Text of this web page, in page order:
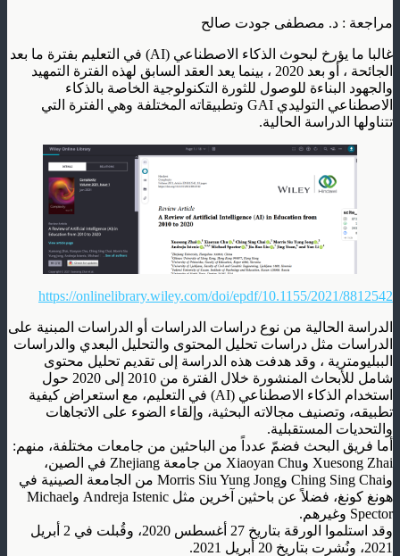
مراجعة : د. مصطفى جودت صالح
غالبا ما يؤرخ لبحوث الذكاء الاصطناعي (AI) في التعليم بفترة ما بعد
الجائحة ، أو بعد 2020 ، بينما يعد العقد السابق لهذه الفترة التمهيد
والجهود البناءة للوصول للثورة التكنولوجية الخاصة بالذكاء
الاصطناعي التوليدي GAI وتطبيقاته المختلفة وهي الفترة التي
تتناولها الدراسة الحالية.
https://onlinelibrary.wiley.com/doi/epdf/10.1155/2021/8812542
الدراسة الحالية من نوع دراسات الدراسات أو الدراسات المبنية على
الدراسات مثل دراسات تحليل المحتوى والتحليل البعدي والدراسات
الببليومترية ، وقد هدفت هذه الدراسة إلى تقديم تحليل محتوى
شامل للأبحاث المنشورة خلال الفترة من 2010 إلى 2020 حول
استخدام الذكاء الاصطناعي (AI) في التعليم، مع استعراض كيفية
تطبيقه، وتصنيف مجالاته البحثية، وإلقاء الضوء على الاتجاهات
والتحديات المستقبلية.
أما فريق البحث فضمّ عدداً من الباحثين من جامعات مختلفة، منهم:
Xuesong Zhai وXiaoyan Chu من جامعة Zhejiang في الصين،
وChing Sing Chai وMorris Siu Yung Jong من الجامعة الصينية في
هونغ كونغ، فضلاً عن باحثين آخرين مثل Andreja Istenic وMichael
Spector وغيرهم.
وقد استلموا الورقة بتاريخ 27 أغسطس 2020، وقُبلت في 2 أبريل
2021، ونُشرت بتاريخ 20 أبريل 2021.